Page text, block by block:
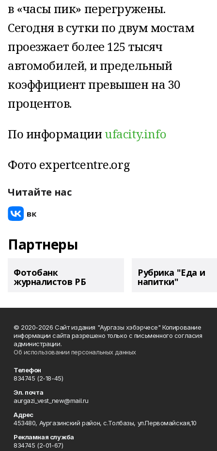
в «часы пик» перегружены.
Сегодня в сутки по двум мостам
проезжает более 125 тысяч
автомобилей, и предельный
коэффициент превышен на 30
процентов.
По информации ufacity.info
Фото expertcentre.org
Читайте нас
Партнеры
Фотобанк
журналистов РБ
Рубрика "Еда и
напитки"
© 2020-2026 Сайт издания "Аургазы хэбэрчесе" Копирование
информации сайта разрешено только с письменного согласия
администрации.
Об использовании персональных данных
Телефон
834745 (2-18-45)
Эл. почта
aurgazi_vest_new@mail.ru
Адрес
453480, Аургазинский район, с.Толбазы, ул.Первомайская,10
Рекламная служба
834745 (2-01-67)